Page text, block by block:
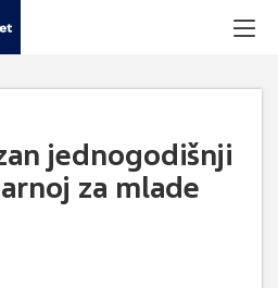
jednogodišnji
za mlade